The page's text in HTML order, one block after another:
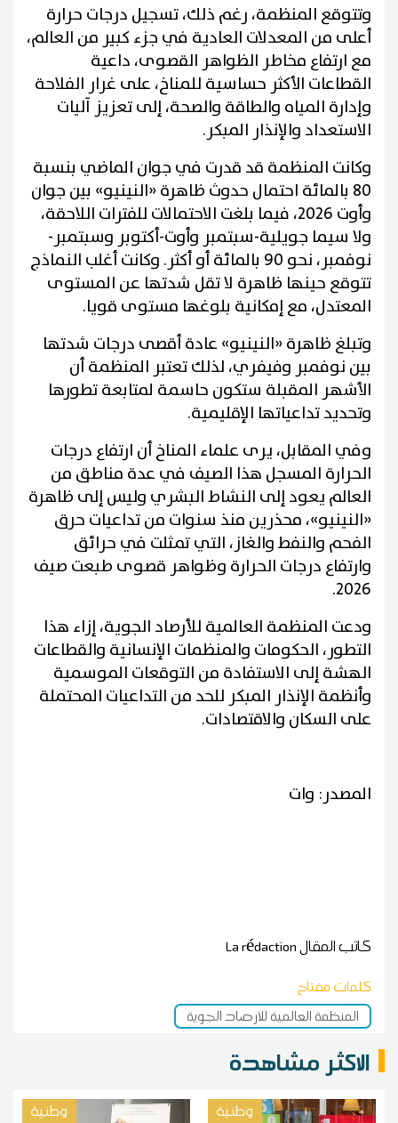
وتتوقع المنظمة، رغم ذلك، تسجيل درجات حرارة
أعلى من المعدلات العادية في جزء كبير من العالم،
مع ارتفاع مخاطر الظواهر القصوى، داعية
القطاعات الأكثر حساسية للمناخ، على غرار الفلاحة
وإدارة المياه والطاقة والصحة، إلى تعزيز آليات
الاستعداد والإنذار المبكر.
وكانت المنظمة قد قدرت في جوان الماضي بنسبة
80 بالمائة احتمال حدوث ظاهرة «النينيو» بين جوان
وأوت 2026، فيما بلغت الاحتمالات للفترات اللاحقة،
ولا سيما جويلية-سبتمبر وأوت-أكتوبر وسبتمبر-
نوفمبر، نحو 90 بالمائة أو أكثر. وكانت أغلب النماذج
تتوقع حينها ظاهرة لا تقل شدتها عن المستوى
المعتدل، مع إمكانية بلوغها مستوى قويا.
وتبلغ ظاهرة «النينيو» عادة أقصى درجات شدتها
بين نوفمبر وفيفري، لذلك تعتبر المنظمة أن
الأشهر المقبلة ستكون حاسمة لمتابعة تطورها
وتحديد تداعياتها الإقليمية.
وفي المقابل، يرى علماء المناخ أن ارتفاع درجات
الحرارة المسجل هذا الصيف في عدة مناطق من
العالم يعود إلى النشاط البشري وليس إلى ظاهرة
«النينيو»، محذرين منذ سنوات من تداعيات حرق
الفحم والنفط والغاز، التي تمثلت في حرائق
وارتفاع درجات الحرارة وظواهر قصوى طبعت صيف
2026.
ودعت المنظمة العالمية للأرصاد الجوية، إزاء هذا
التطور، الحكومات والمنظمات الإنسانية والقطاعات
الهشة إلى الاستفادة من التوقعات الموسمية
وأنظمة الإنذار المبكر للحد من التداعيات المحتملة
على السكان والاقتصادات.
المصدر: وات
كاتب المقالLa rédaction
كلمات مفتاح
المنظمة العالمية للأرصاد الجوية
الاكثر مشاهدة
وطنية وطنية